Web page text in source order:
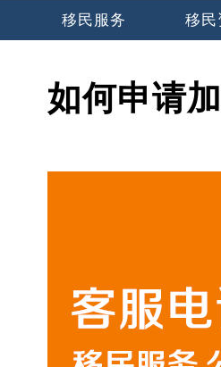
移民服务 移民
如何申请